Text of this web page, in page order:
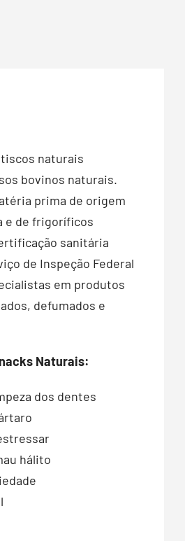
naturais
bovinos naturais.
prima de origem
e de frigoríficos
sanitária
de Inspeção Federal
em produtos
defumados e
Naturais:
dos dentes
hálito